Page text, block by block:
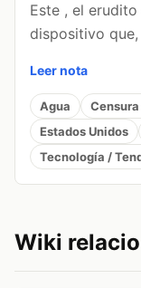
Este , el
dispositivo
Leer nota
Agua
Estados Unidos
Tecnología /
Wiki